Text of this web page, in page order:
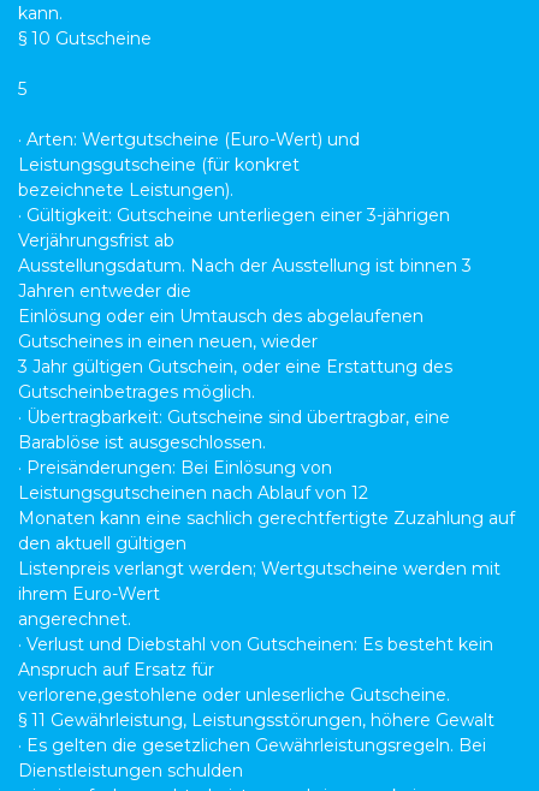
kann.
§ 10 Gutscheine
5
· Arten: Wertgutscheine (Euro-Wert) und
Leistungsgutscheine (für konkret
bezeichnete Leistungen).
· Gültigkeit: Gutscheine unterliegen einer 3-jährigen
Verjährungsfrist ab
Ausstellungsdatum. Nach der Ausstellung ist binnen 3
Jahren entweder die
Einlösung oder ein Umtausch des abgelaufenen
Gutscheines in einen neuen, wieder
3 Jahr gültigen Gutschein, oder eine Erstattung des
Gutscheinbetrages möglich.
· Übertragbarkeit: Gutscheine sind übertragbar, eine
Barablöse ist ausgeschlossen.
· Preisänderungen: Bei Einlösung von
Leistungsgutscheinen nach Ablauf von 12
Monaten kann eine sachlich gerechtfertigte Zuzahlung auf
den aktuell gültigen
Listenpreis verlangt werden; Wertgutscheine werden mit
ihrem Euro-Wert
angerechnet.
· Verlust und Diebstahl von Gutscheinen: Es besteht kein
Anspruch auf Ersatz für
verlorene,gestohlene oder unleserliche Gutscheine.
§ 11 Gewährleistung, Leistungsstörungen, höhere Gewalt
· Es gelten die gesetzlichen Gewährleistungsregeln. Bei
Dienstleistungen schulden